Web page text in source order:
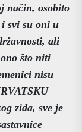
način, osobito
i svi su oni u
ali
što niti
nisu
zida, sve je